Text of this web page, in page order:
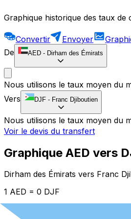
Graphique historique des taux de
Convertir Envoyer
De
AED - Dirham des Émirats
Nous utilisons le taux moyen du
Vers
DJF - Franc Djiboutien
Nous utilisons le taux moyen du
Voir le devis du transfert
Graphique AED vers
Dirham des Émirats vers Franc
1 AED = 0 DJF
12H